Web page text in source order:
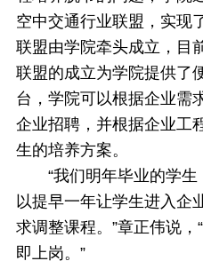
空中交通行业联盟，实现
联盟由学院牵头成立，目
联盟的成立为学院提供了
台，学院可以根据企业需
企业招聘，并根据企业工
生的培养方案。
“我们明年毕业的学
以提早一年让学生进入企
求调整课程。”章正伟说
即上岗。”